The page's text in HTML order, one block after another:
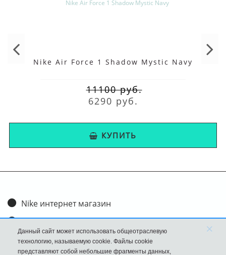
Nike Air Force 1 Shadow Mystic Navy
11100 руб.
6290 руб.
КУПИТЬ
Nike интернет магазин
Доставка и оплата
Обмен и возврат
Данный сайт может использовать общеотраслевую
технологию, называемую cookie. Файлы cookie
представляют собой небольшие фрагменты данных,
×